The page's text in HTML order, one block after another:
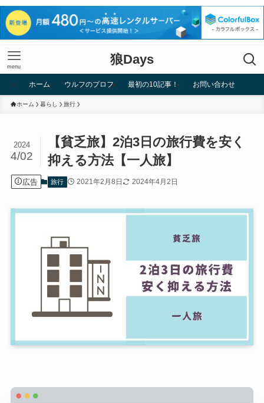
狼Days
menu
ホーム ウルフのプロフ 最初の10記事！ お問い合わせ
ホーム 暮らし 旅行
【貧乏旅】2泊3日の旅行費を安く
抑える方法【一人旅】
2024
4/02
広告 旅行 2021年2月8日 2024年4月2日